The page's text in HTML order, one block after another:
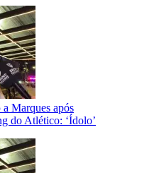
Marques após
do Atlético: ‘Ídolo’